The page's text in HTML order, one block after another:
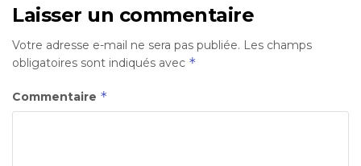
Laisser un commentaire
Votre adresse e-mail ne sera pas publiée. Les champs
obligatoires sont indiqués avec *
Commentaire *